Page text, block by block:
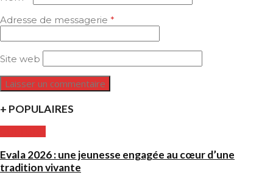
Adresse de messagerie *
Site web
+ POPULAIRES
Evala 2026 : une jeunesse engagée au cœur d’une
tradition vivante